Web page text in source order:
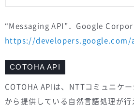
“Messaging API”．Google
https://
COTOHA API
COTOHA APIは、NTTコミュニケ
から提供している自然言語処理が